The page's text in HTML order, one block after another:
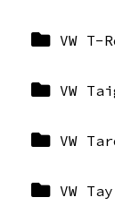
VW T-
VW
VW
VW